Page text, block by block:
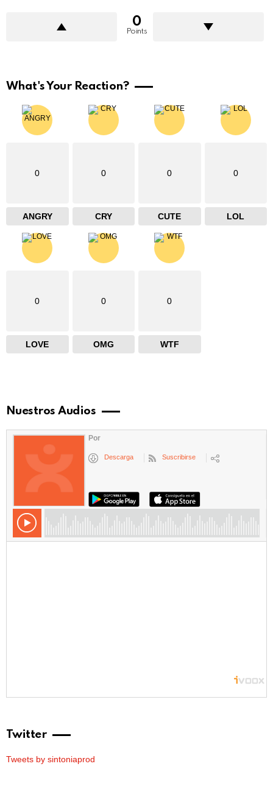
0
Points
What's Your Reaction?
0
ANGRY
0
CRY
0
CUTE
0
LOL
0
LOVE
0
OMG
0
WTF
Nuestros Audios
Twitter
Tweets by sintoniaprod